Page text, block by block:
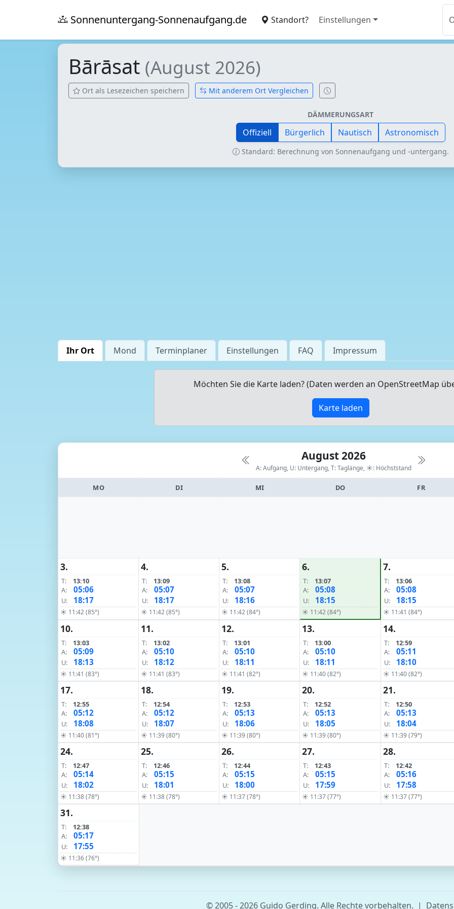
Sonnenuntergang-Sonnenaufgang.de Standort? Einstellungen
Bārāsat (August 2026)
Ort als Lesezeichen speichern Mit anderem Ort Vergleichen
DÄMMERUNGSART
Offiziell Bürgerlich Nautisch Astronomisch
Standard: Berechnung von Sonnenaufgang und -untergang.
Ihr Ort Mond Terminplaner Einstellungen FAQ Impressum
Möchten Sie die Karte laden? (Daten werden an OpenStreetMap
Karte laden
August 2026
A: Aufgang, U: Untergang, T: Taglänge, ☀: Höchststand
MO DI MI DO FR
3.
T:
13:10
A:
05:06
U: 18:17
☀ 11:42 (85°)
4.
T:
13:09
A:
05:07
U: 18:17
☀ 11:42 (85°)
5.
T:
13:08
A:
05:07
U: 18:16
☀ 11:42 (84°)
6.
T:
13:07
A:
05:08
U: 18:15
☀ 11:42 (84°)
7.
T:
13:06
A:
05:08
U: 18:15
☀ 11:41 (84°)
10.
T:
13:03
A:
05:09
U: 18:13
☀ 11:41 (83°)
11.
T:
13:02
A:
05:10
U: 18:12
☀ 11:41 (83°)
12.
T:
13:01
A:
05:10
U: 18:11
☀ 11:41 (82°)
13.
T:
13:00
A:
05:10
U: 18:11
☀ 11:40 (82°)
14.
T:
12:59
A:
05:11
U: 18:10
☀ 11:40 (82°)
17.
T:
12:55
A:
05:12
U: 18:08
☀ 11:40 (81°)
18.
T:
12:54
A:
05:12
U: 18:07
☀ 11:39 (80°)
19.
T:
12:53
A:
05:13
U: 18:06
☀ 11:39 (80°)
20.
T:
12:52
A:
05:13
U: 18:05
☀ 11:39 (80°)
21.
T:
12:50
A:
05:13
U: 18:04
☀ 11:39 (79°)
24.
T:
12:47
A:
05:14
U: 18:02
☀ 11:38 (78°)
25.
T:
12:46
A:
05:15
U: 18:01
☀ 11:38 (78°)
26.
T:
12:44
A:
05:15
U: 18:00
☀ 11:37 (78°)
27.
T:
12:43
A:
05:15
U: 17:59
☀ 11:37 (77°)
28.
T:
12:42
A:
05:16
U: 17:58
☀ 11:37 (77°)
31.
T:
12:38
A:
05:17
U: 17:55
☀ 11:36 (76°)
© 2005 - 2026 Guido Gerding. Alle Rechte vorbehalten. |